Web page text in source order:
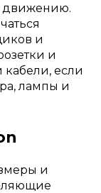
движению.
и
и
кабели, если
лампы и
и